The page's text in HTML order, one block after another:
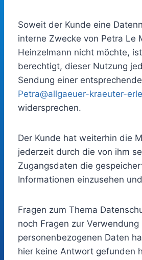
Soweit der Kunde eine
interne Zwecke von Petra Le
Heinzelmann nicht möchte,
berechtigt, dieser Nutzung
Sendung einer
Petra@allgaeuer-kraeuter-
widersprechen.
Der Kunde hat weiterhin die
jederzeit durch die von ihm
Zugangsdaten die
Informationen einzusehen
Fragen zum Thema
noch Fragen zur Verwendung
personenbezogenen Daten
hier keine Antwort gefunden